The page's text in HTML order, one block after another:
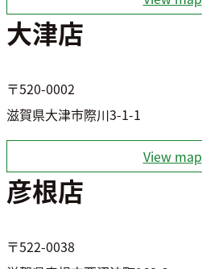
大津店
〒520-0002
滋賀県大津市際川3-1-1
View map
彦根店
〒522-0038